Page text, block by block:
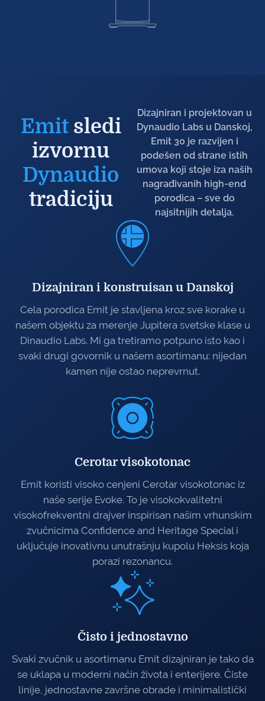
Emitsledi
izvornu
Dynaudio
tradiciju
Dizajniran i projektovan u
Dynaudio Labs u Danskoj,
Emit 30 je razvijen i
podešen od strane istih
umova koji stoje iza naših
nagrađivanih high-end
porodica – sve do
najsitnijih detalja.
Dizajniran i konstruisan u Danskoj
Cela porodica Emit je stavljena kroz sve korake u
našem objektu za merenje Jupitera svetske klase u
Dinaudio Labs. Mi ga tretiramo potpuno isto kao i
svaki drugi govornik u našem asortimanu: nijedan
kamen nije ostao neprevrnut.
Cerotar visokotonac
Emit koristi visoko cenjeni Cerotar visokotonac iz
naše serije Evoke. To je visokokvalitetni
visokofrekventni drajver inspirisan našim vrhunskim
zvučnicima Confidence and Heritage Special i
uključuje inovativnu unutrašnju kupolu Heksis koja
porazi rezonancu.
Čisto i jednostavno
Svaki zvučnik u asortimanu Emit dizajniran je tako da
se uklapa u moderni način života i enterijere. Čiste
linije, jednostavne završne obrade i minimalistički